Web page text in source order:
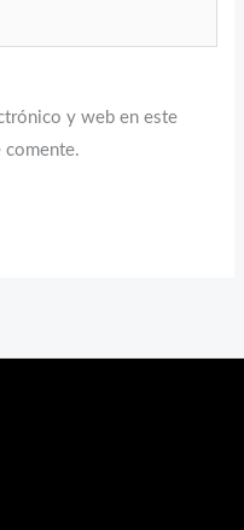
y web en este
comente.